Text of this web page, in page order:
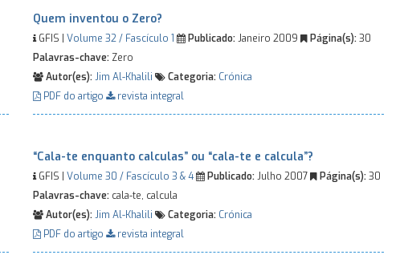
Quem inventou o Zero?
GFIS | Volume 32 / Fascículo 1 Publicado:Janeiro 2009 Página(s):30
Palavras-chave:Zero
Autor(es): Jim Al-Khalili Categoria: Crónica
PDF do artigo
revista integral
“Cala-te enquanto calculas” ou “cala-te e calcula”?
GFIS | Volume 30 / Fascículo 3 & 4 Publicado:Julho 2007 Página(s):30
Palavras-chave:cala-te, calcula
Autor(es): Jim Al-Khalili Categoria: Crónica
PDF do artigo
revista integral